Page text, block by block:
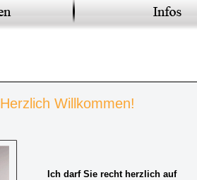
Herzlich Willkommen!
Ich darf Sie recht herzlich auf